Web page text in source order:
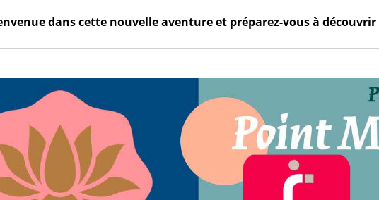
dans cette nouvelle aventure et préparez-vous à